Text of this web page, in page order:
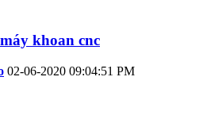
khoan cnc
02-06-2020 09:04:51 PM